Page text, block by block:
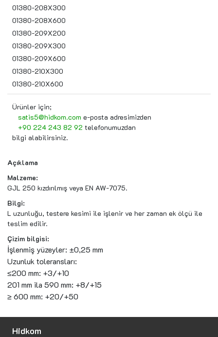
01380-208X300
01380-208X600
01380-209X200
01380-209X300
01380-209X600
01380-210X300
01380-210X600
Ürünler için;
satis5@hidkom.com e-posta adresimizden
+90 224 243 82 92 telefonumuzdan
bilgi alabilirsiniz.
Açıklama
Malzeme:
GJL 250 kızdırılmış veya EN AW-7075.
Bilgi:
L uzunluğu, testere kesimi ile işlenir ve her zaman ek ölçü ile
teslim edilir.
Çizim bilgisi:
İşlenmiş yüzeyler: ±0,25 mm
Uzunluk toleransları:
≤200 mm: +3/+10
201 mm ila 590 mm: +8/+15
≥ 600 mm: +20/+50
Hidkom